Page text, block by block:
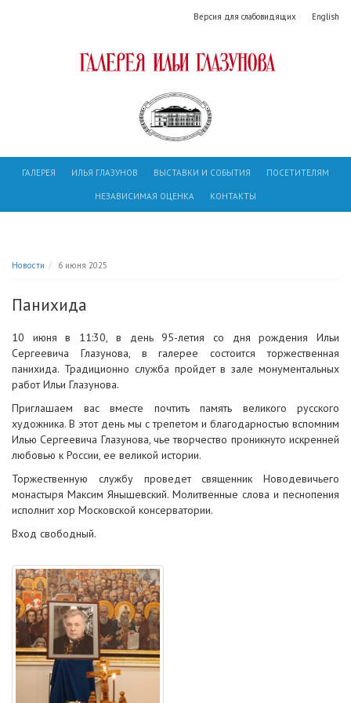
Версия для слабовидящих English
ГАЛЕРЕЯ ИЛЬЯ ГЛАЗУНОВ ВЫСТАВКИ И СОБЫТИЯ ПОСЕТИТЕЛЯМ
НЕЗАВИСИМАЯ ОЦЕНКА КОНТАКТЫ
Новости 6 июня 2025
Панихида
10 июня в 11:30, в день 95-летия со дня рождения Ильи
Сергеевича Глазунова, в галерее состоится торжественная
панихида. Традиционно служба пройдет в зале монументальных
работ Ильи Глазунова.
Приглашаем вас вместе почтить память великого русского
художника. В этот день мы с трепетом и благодарностью вспомним
Илью Сергеевича Глазунова, чье творчество проникнуто искренней
любовью к России, ее великой истории.
Торжественную службу проведет священник Новодевичьего
монастыря Максим Янышевский. Молитвенные слова и песнопения
исполнит хор Московской консерватории.
Вход свободный.